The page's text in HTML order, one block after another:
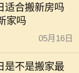
适合搬新房吗
家吗
05月16日
是不是搬家最